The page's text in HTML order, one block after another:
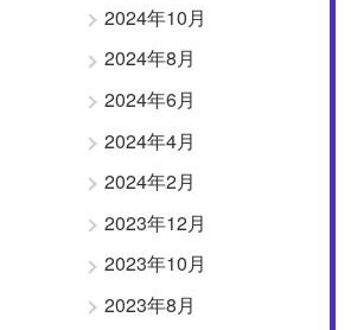
2024年10月
2024年8月
2024年6月
2024年4月
2024年2月
2023年12月
2023年10月
2023年8月